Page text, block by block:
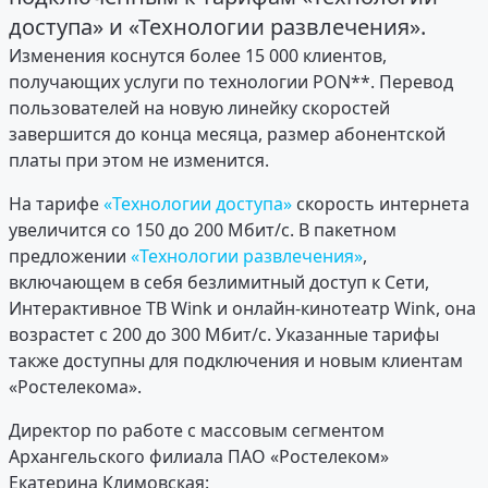
доступа» и «Технологии развлечения».
Изменения коснутся более 15 000 клиентов,
получающих услуги по технологии PON**. Перевод
пользователей на новую линейку скоростей
завершится до конца месяца, размер абонентской
платы при этом не изменится.
На тарифе«Технологии доступа» скорость интернета
увеличится со 150 до 200 Мбит/c. В пакетном
предложении «Технологии развлечения»,
включающем в себя безлимитный доступ к Сети,
Интерактивное ТВ Wink и онлайн-кинотеатр Wink, она
возрастет с 200 до 300 Мбит/с. Указанные тарифы
также доступны для подключения и новым клиентам
«Ростелекома».
Директор по работе с массовым сегментом
Архангельского филиала ПАО «Ростелеком»
Екатерина Климовская: